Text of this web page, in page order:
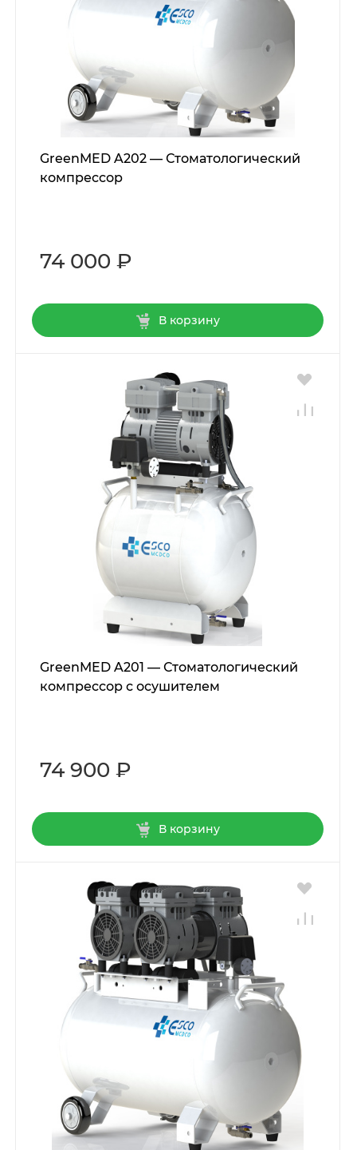
GreenMED A202 — Стоматологический
компрессор
74 000 ₽
В корзину
GreenMED A201 — Стоматологический
компрессор с осушителем
74 900 ₽
В корзину